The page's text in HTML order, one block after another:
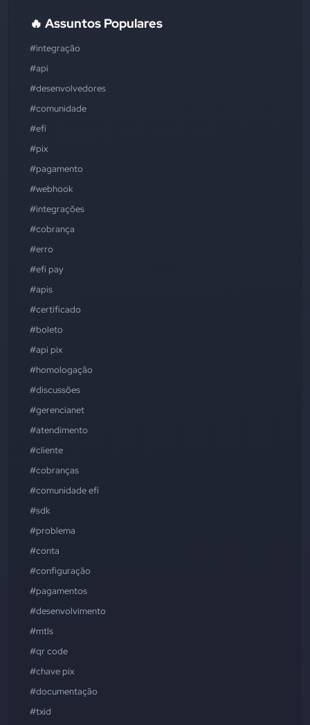
🔥 Assuntos Populares
#integração
#api
#desenvolvedores
#comunidade
#efí
#pix
#pagamento
#webhook
#integrações
#cobrança
#erro
#efí pay
#apis
#certificado
#boleto
#api pix
#homologação
#discussões
#gerencianet
#atendimento
#cliente
#cobranças
#comunidade efí
#sdk
#problema
#conta
#configuração
#pagamentos
#desenvolvimento
#mtls
#qr code
#chave pix
#documentação
#txid